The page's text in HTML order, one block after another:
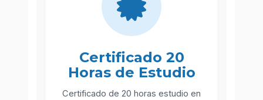
Certificado 20
Horas de Estudio
Certificado de 20 horas estudio en